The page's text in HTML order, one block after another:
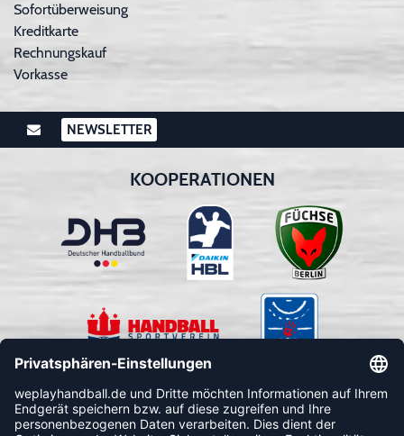
Sofortüberweisung
Kreditkarte
Rechnungskauf
Vorkasse
NEWSLETTER
KOOPERATIONEN
FOLLOW US